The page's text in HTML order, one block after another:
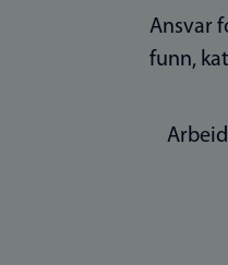
Ansvar
funn,
Arbeid